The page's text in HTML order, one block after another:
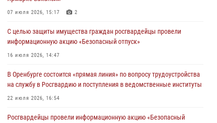
24 июля 2026, 09:32
по Оренбургской области за первое полугодие 2026 года
23 июля 2026, 12:07
кражу в Орске
22 июля 2026, 17:00
07 июля 2026, 15:17 2
С целью защиты имущества граждан росгвардейцы провели
информационную акцию «Безопасный отпуск»
16 июля 2026, 14:47
В Оренбурге состоится «прямая линия» по вопросу трудоустройства
на службу в Росгвардию и поступления в ведомственные институты
22 июля 2026, 16:54
Росгвардейцы провели информационную акцию «Безопасный